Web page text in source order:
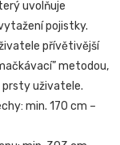
uvolňuje
pojistky.
přívětivější
metodou,
uživatele.
min. 170 cm –